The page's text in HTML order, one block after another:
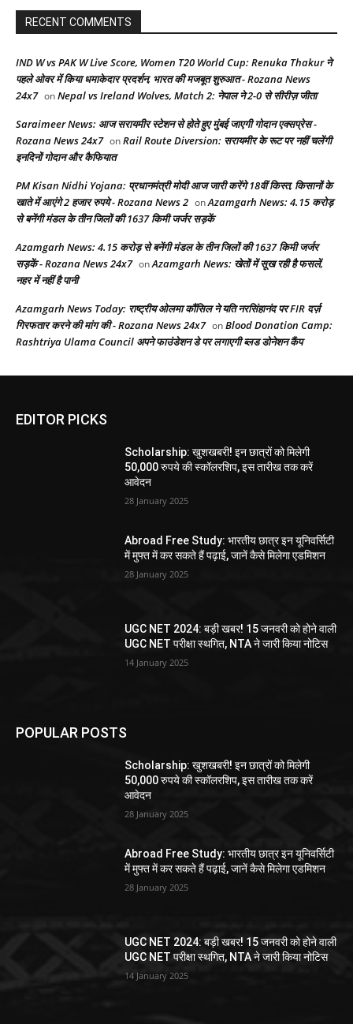
RECENT COMMENTS
IND W vs PAK W Live Score, Women T20 World Cup: Renuka Thakur ने
पहले ओवर में किया धमाकेदार प्रदर्शन, भारत की मजबूत शुरुआत - Rozana News
24x7 onNepal vs Ireland Wolves, Match 2: नेपाल ने 2-0 से सीरीज़ जीता
Saraimeer News: आज सरायमीर स्टेशन से होते हुए मुंबई जाएगी गोदान एक्सप्रेस -
Rozana News 24x7 onRail Route Diversion: सरायमीर के रूट पर नहीं चलेंगी
इनदिनों गोदान और कैफियात
PM Kisan Nidhi Yojana: प्रधानमंत्री मोदी आज जारी करेंगे 18वीं किस्त, किसानों के
खाते में आएंगे 2 हजार रुपये - Rozana News 2 onAzamgarh News: 4.15 करोड़
से बनेंगी मंडल के तीन जिलों की 1637 किमी जर्जर सड़कें
Azamgarh News: 4.15 करोड़ से बनेंगी मंडल के तीन जिलों की 1637 किमी जर्जर
सड़कें - Rozana News 24x7 onAzamgarh News: खेतों में सूख रही है फसलें,
नहर में नहीं है पानी
Azamgarh News Today: राष्ट्रीय ओलमा कौंसिल ने यति नरसिंहानंद पर FIR दर्ज़
गिरफतार करने की मांग की - Rozana News 24x7 onBlood Donation Camp:
Rashtriya Ulama Council अपने फाउंडेशन डे पर लगाएगी ब्लड डोनेशन कैंप
EDITOR PICKS
Scholarship: खुशखबरी! इन छात्रों को मिलेगी
50,000 रुपये की स्कॉलरशिप, इस तारीख तक करें
आवेदन
28 January 2025
Abroad Free Study: भारतीय छात्र इन यूनिवर्सिटी
में मुफ्त में कर सकते हैं पढ़ाई, जानें कैसे मिलेगा एडमिशन
28 January 2025
UGC NET 2024: बड़ी खबर! 15 जनवरी को होने वाली
UGC NET परीक्षा स्थगित, NTA ने जारी किया नोटिस
14 January 2025
POPULAR POSTS
Scholarship: खुशखबरी! इन छात्रों को मिलेगी
50,000 रुपये की स्कॉलरशिप, इस तारीख तक करें
आवेदन
28 January 2025
Abroad Free Study: भारतीय छात्र इन यूनिवर्सिटी
में मुफ्त में कर सकते हैं पढ़ाई, जानें कैसे मिलेगा एडमिशन
28 January 2025
UGC NET 2024: बड़ी खबर! 15 जनवरी को होने वाली
UGC NET परीक्षा स्थगित, NTA ने जारी किया नोटिस
14 January 2025